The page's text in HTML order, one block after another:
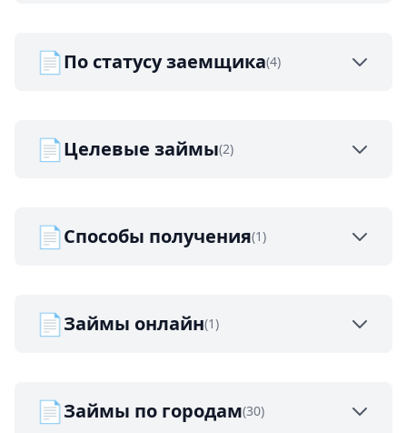
📄По статусу заемщика(4)
📄Целевые займы(2)
📄Способы получения(1)
📄Займы онлайн(1)
📄Займы по городам(30)